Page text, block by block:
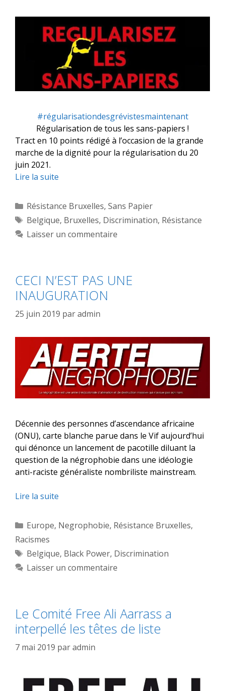
#régularisationdesgrévistesmaintenant
Régularisation de tous les sans-papiers !
Tract en 10 points rédigé à l’occasion de la grande
marche de la dignité pour la régularisation du 20
juin 2021.
Lire la suite
Catégories
Résistance Bruxelles, Sans Papier
Étiquettes
Belgique, Bruxelles, Discrimination, Résistance
Laisser un commentaire
CECI N’EST PAS UNE
INAUGURATION
25 juin 2019 paradmin
Décennie des personnes d’ascendance africaine
(ONU), carte blanche parue dans le Vif aujourd’hui
qui dénonce un lancement de pacotille diluant la
question de la négrophobie dans une idéologie
anti-raciste généraliste nombriliste mainstream.
Lire la suite
Catégories
Europe, Negrophobie, Résistance Bruxelles,
Racismes
Étiquettes
Belgique, Black Power, Discrimination
Laisser un commentaire
Le Comité Free Ali Aarrass a
interpellé les têtes de liste
7 mai 2019 paradmin